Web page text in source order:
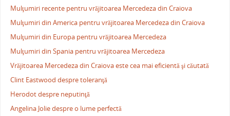
Mulţumiri recente pentru vrăjitoarea Mercedeza din Craiova
Mulţumiri din America pentru vrăjitoarea Mercedeza din Craiova
Mulţumiri din Europa pentru vrăjitoarea Mercedeza
Mulţumiri din Spania pentru vrăjitoarea Mercedeza
Vrăjitoarea Mercedeza din Craiova este cea mai eficientă şi căutată
Clint Eastwood despre toleranţă
Herodot despre neputinţă
Angelina Jolie despre o lume perfectă